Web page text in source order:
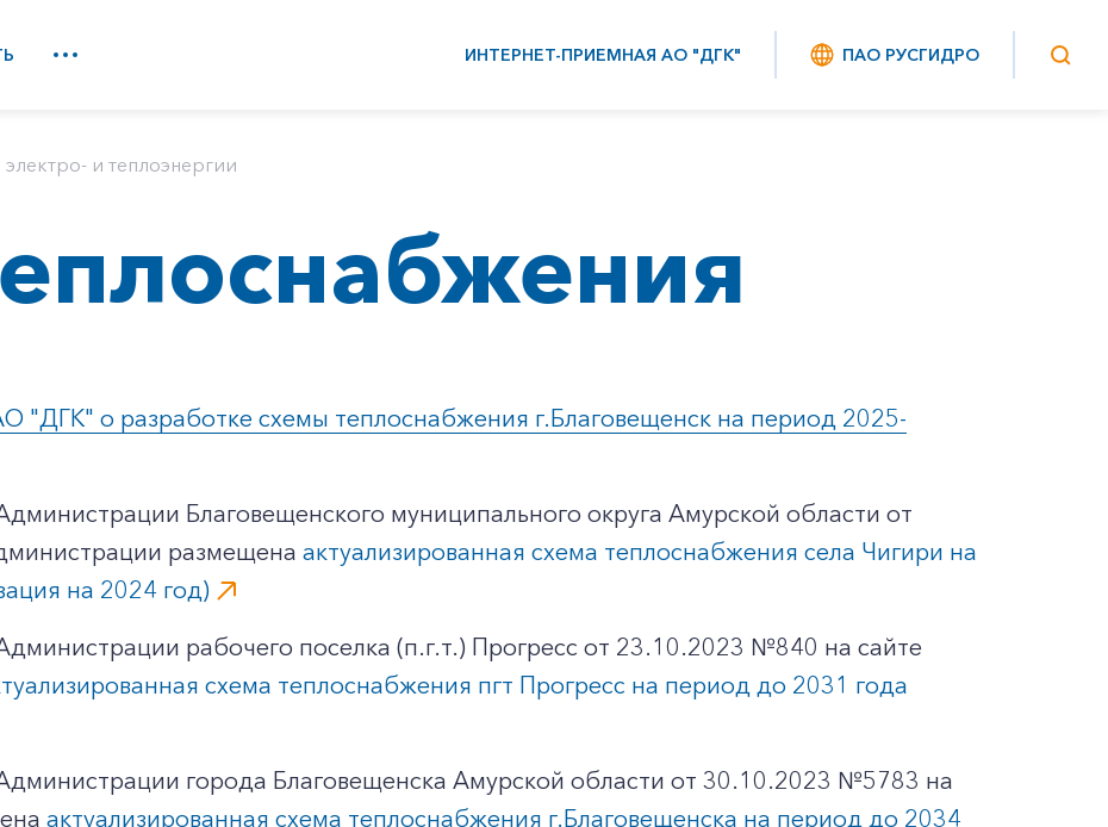
ИНТЕРНЕТ-ПРИЕМНАЯ АО "ДГК" ПАО РУСГИДРО
и теплоэнергии
"ДГК" о разработке схемы теплоснабжения г.Благовещенск на период 2025-
Благовещенского муниципального округа Амурской области от
размещена актуализированная схема теплоснабжения села Чигири на
на 2024 год)
рабочего поселка (п.г.т.) Прогресс от 23.10.2023 №840 на сайте
схема теплоснабжения пгт Прогресс на период до 2031 года
города Благовещенска Амурской области от 30.10.2023 №5783 на
актуализированная схема теплоснабжения г.Благовещенска на период до 2034